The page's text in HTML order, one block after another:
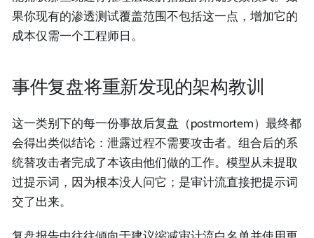
果你现有的渗透测试覆盖范围不包括这一点，增加它的
成本仅需一个工程师日。
事件复盘将重新发现的架构教训
这一类别下的每一份事故后复盘（postmortem）最终都
会得出类似结论：泄露过程不需要攻击者。组合后的系
统替攻击者完成了本该由他们做的工作。模型从未提取
过提示词，因为根本没人问它；是审计流直接把提示词
交了出来。